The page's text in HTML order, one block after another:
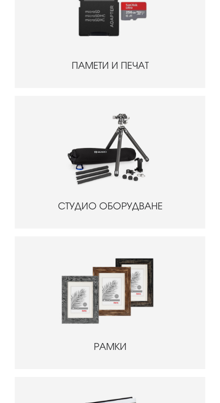
ПАМЕТИ И ПЕЧАТ
СТУДИО ОБОРУДВАНЕ
РАМКИ